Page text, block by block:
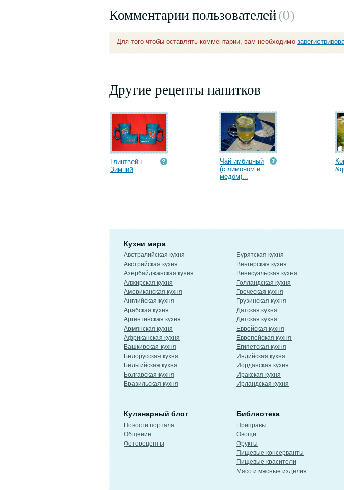
Комментарии пользователей(0)
Для того чтобы оставлять комментарии, вам необходимо
Другие рецепты напитков
Глинтвейн
Зимний
Чай имбирный
(с лимоном и
медом)...
Кухни мира
Австралийская кухня
Австрийская кухня
Азербайджанская кухня
Алжирская кухня
Американская кухня
Английская кухня
Арабская кухня
Аргентинская кухня
Армянская кухня
Африканская кухня
Башкирская кухня
Белорусская кухня
Бельгийская кухня
Болгарская кухня
Бразильская кухня
Бурятская кухня
Венгерская кухня
Венесуэльская кухня
Голландская кухня
Греческая кухня
Грузинская кухня
Датская кухня
Детская кухня
Еврейская кухня
Европейская кухня
Египетская кухня
Индийская кухня
Иорданская кухня
Иракская кухня
Ирландская кухня
Кулинарный блог
Новости портала
Общение
Фоторецепты
Библиотека
Приправы
Овощи
Фрукты
Пищевые консерванты
Пищевые красители
Мясо и мясные изделия